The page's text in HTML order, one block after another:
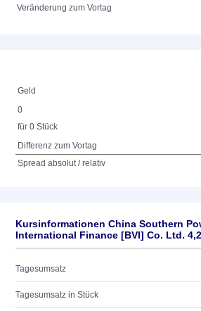
Veränderung zum Vortag
Geld
0
für 0 Stück
Differenz zum Vortag
Spread absolut / relativ
Kursinformationen China Southern
International Finance [BVI] Co. Ltd.
Tagesumsatz
Tagesumsatz in Stück